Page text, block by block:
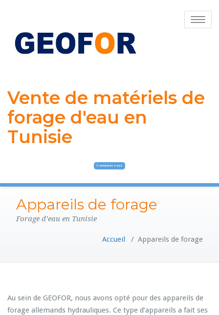
Toggle
Vente de matériels de
forage d'eau en
Tunisie
Contactez nous
Appareils de forage
Forage d’eau en Tunisie
Accueil / Appareils de forage
Au sein de GEOFOR, nous avons opté pour des appareils de
forage allemands hydrauliques. Ce type d’appareils a fait ses